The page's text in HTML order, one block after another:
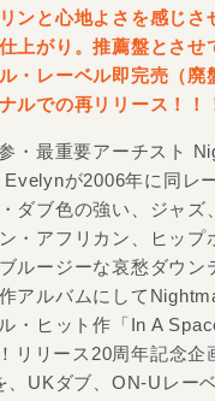
ンと心地よさを感じさ
上がり。推薦盤とさせ
・レーベル即完売（廃
ルでの再リリース！！
・最重要アーチスト
が2006年に同レ
ダブ色の強い、ジャズ
・アフリカン、ヒップ
ルージーな哀愁ダウン
アルバムにして
・ヒット作「In A
リリース20周年記念企
、UKダブ、ON-Uレー